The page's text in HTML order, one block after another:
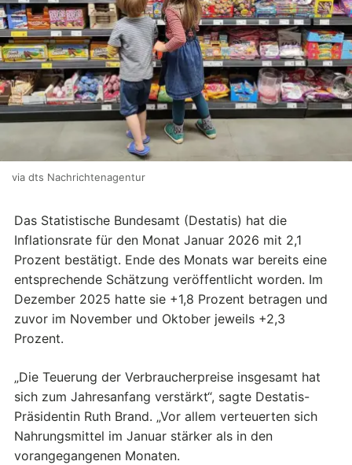
via dts Nachrichtenagentur
Das Statistische Bundesamt (Destatis) hat die
Inflationsrate für den Monat Januar 2026 mit 2,1
Prozent bestätigt. Ende des Monats war bereits eine
entsprechende Schätzung veröffentlicht worden. Im
Dezember 2025 hatte sie +1,8 Prozent betragen und
zuvor im November und Oktober jeweils +2,3
Prozent.
„Die Teuerung der Verbraucherpreise insgesamt hat
sich zum Jahresanfang verstärkt“, sagte Destatis-
Präsidentin Ruth Brand. „Vor allem verteuerten sich
Nahrungsmittel im Januar stärker als in den
vorangegangenen Monaten.